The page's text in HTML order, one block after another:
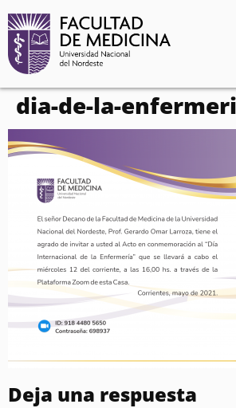
contenido
dia-de-la-
Deja una respuesta